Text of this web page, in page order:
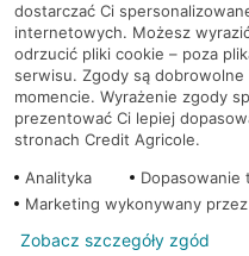
Regulamin serwisu
Mapa serwisu
PolitykaCookies
© 2026 Credit Agricole Bank
dostarczać Ci
internetowych. Możesz
odrzucić pliki cookie – poza
serwisu. Zgody są
momencie. Wyrażenie zgody
prezentować Ci lepiej
stronach Credit Agricole.
Analityka
Marketing wykonywany
Zobacz szczegóły zgód